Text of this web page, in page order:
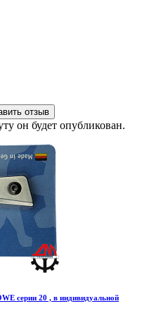
отзыв
он будет опубликован.
серии 20 , в индивидуальной